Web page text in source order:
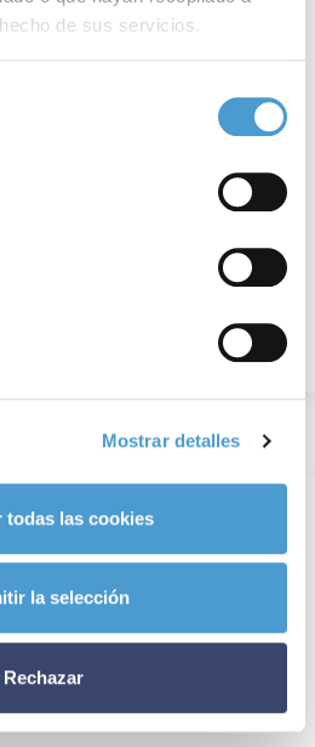
de sus servicios.
Mostrar detalles
todas las cookies
la selección
Rechazar
DE INTERÉS